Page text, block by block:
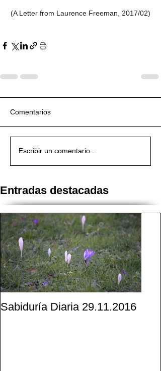
(A Letter from Laurence Freeman, 2017/02)
Comentarios
Escribir un comentario...
Entradas destacadas
Sabiduría Diaria 29.11.2016